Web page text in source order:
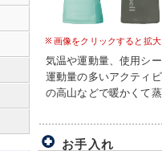
画像をクリックすると拡大
気温や運動量、使用シ
運動量の多いアクティ
の高山などで暖かくて
お手入れ